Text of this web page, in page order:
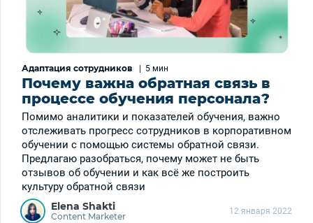
Адаптация сотрудников 5 мин
Почему важна обратная связь в
процессе обучения персонала?
Помимо аналитики и показателей обучения, важно
отслеживать прогресс сотрудников в корпоративном
обучении с помощью системы обратной связи.
Предлагаю разобраться, почему может не быть
отзывов об обучении и как всё же построить
культуру обратной связи
Elena Shakti
Content Marketer 12 января 2022